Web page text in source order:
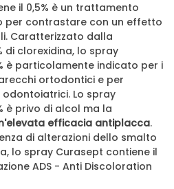
il 0,5% è un trattamento
per contrastare con un effetto
Caratterizzato dalla
di clorexidina, lo spray
è particolamente indicato per i
ortodontici e per
Lo spray
è privo di alcol ma la
efficacia antiplacca.
di alterazioni dello smalto
lo spray Curasept contiene il
ADS - Anti Discoloration